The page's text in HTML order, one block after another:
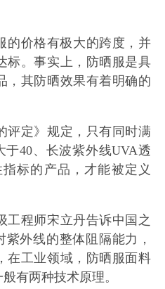
的价格有极大的跨度，并
标。事实上，防晒服是具
，其防晒效果有着明确的
评定》规定，只有同时满
于40、长波紫外线UVA透
标的产品，才能被定义
工程师宋立丹告诉中国之
外线的整体阻隔能力，
在工业领域，防晒服面料
有两种技术原理。